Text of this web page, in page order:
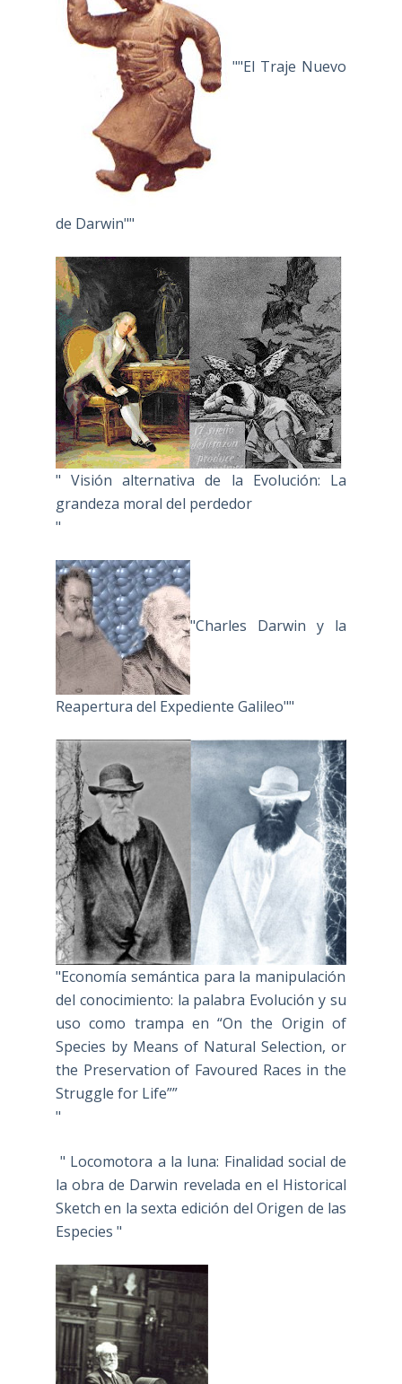
""El Traje Nuevo
de Darwin""
" Visión alternativa de la Evolución: La
grandeza moral del perdedor
"
"Charles Darwin y la
Reapertura del Expediente Galileo""
"Economía semántica para la manipulación
del conocimiento: la palabra Evolución y su
uso como trampa en “On the Origin of
Species by Means of Natural Selection, or
the Preservation of Favoured Races in the
Struggle for Life””
"
" Locomotora a la luna: Finalidad social de
la obra de Darwin revelada en el Historical
Sketch en la sexta edición del Origen de las
Especies "